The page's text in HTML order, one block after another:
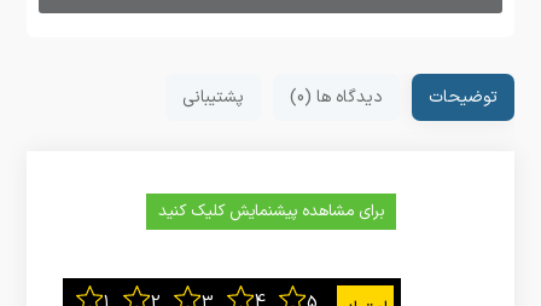
توضیحات دیدگاه ها (0) پشتیبانی
برای مشاهده پیشنمایش کلیک کنید